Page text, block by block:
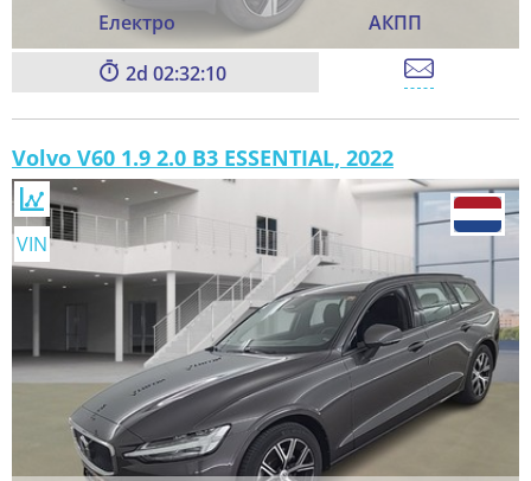
Електро
АКПП
2 02:32:08
Volvo V60 1.9 2.0 B3 ESSENTIAL, 2022
VIN